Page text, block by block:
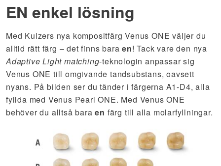
EN enkel lösning
Med Kulzers nya kompositfärg Venus ONE väljer du
alltid rätt färg – det finns baraen! Tack vare den nya
Adaptive Light matching-teknologin anpassar sig
Venus ONE till omgivande tandsubstans, oavsett
nyans. På bilden ser du tänder i färgerna A1-D4, alla
fyllda med Venus Pearl ONE. Med Venus ONE
behöver du alltså baraen färg till alla molarfyllningar.